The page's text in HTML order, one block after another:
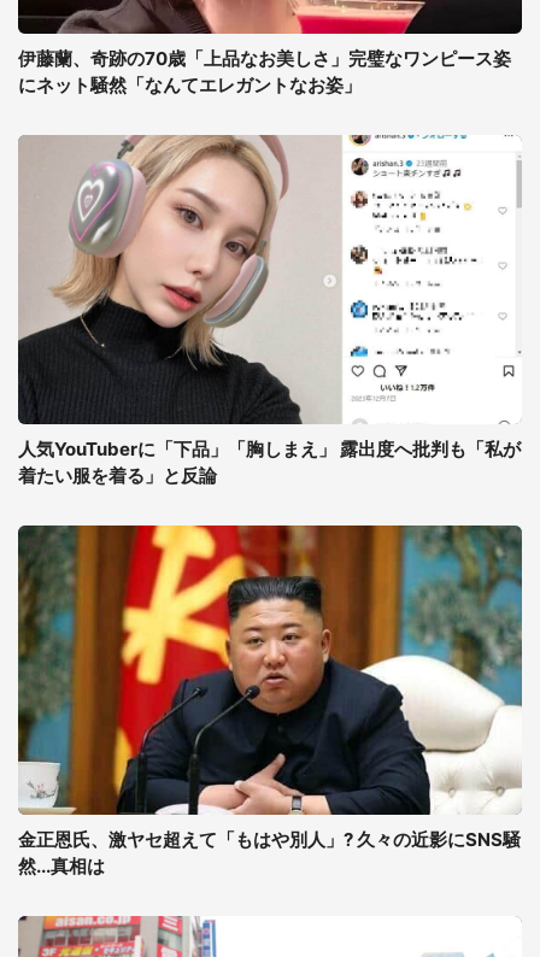
伊藤蘭、奇跡の70歳「上品なお美しさ」完璧なワンピース姿
にネット騒然「なんてエレガントなお姿」
人気YouTuberに「下品」「胸しまえ」 露出度へ批判も「私が
着たい服を着る」と反論
金正恩氏、激ヤセ超えて「もはや別人」? 久々の近影にSNS騒
然...真相は